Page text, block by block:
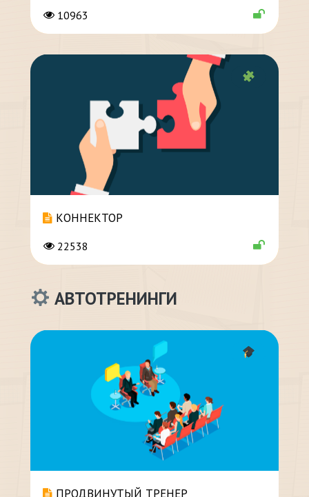
10963
КОННЕКТОР
22538
АВТОТРЕНИНГИ
ПРОДВИНУТЫЙ ТРЕНЕР